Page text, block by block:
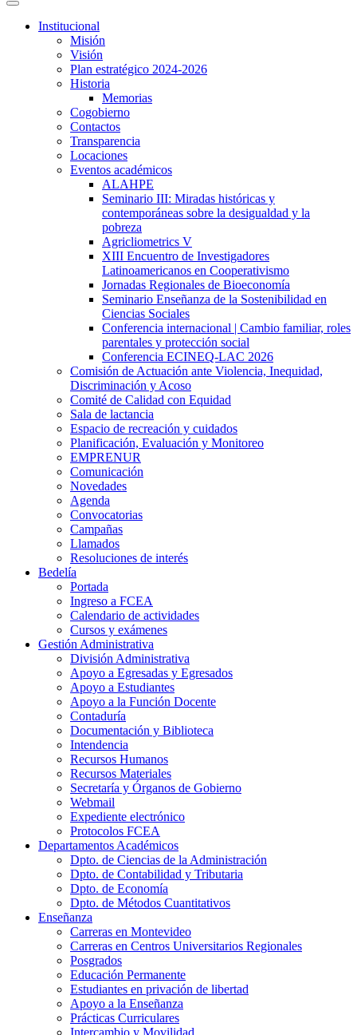
Institucional
Misión
Visión
Plan estratégico 2024-2026
Historia
Memorias
Cogobierno
Contactos
Transparencia
Locaciones
Eventos académicos
ALAHPE
Seminario III: Miradas históricas y
contemporáneas sobre la desigualdad y la
pobreza
Agricliometrics V
XIII Encuentro de Investigadores
Latinoamericanos en Cooperativismo
Jornadas Regionales de Bioeconomía
Seminario Enseñanza de la Sostenibilidad en
Ciencias Sociales
Conferencia internacional | Cambio familiar, roles
parentales y protección social
Conferencia ECINEQ-LAC 2026
Comisión de Actuación ante Violencia, Inequidad,
Discriminación y Acoso
Comité de Calidad con Equidad
Sala de lactancia
Espacio de recreación y cuidados
Planificación, Evaluación y Monitoreo
EMPRENUR
Comunicación
Novedades
Agenda
Convocatorias
Campañas
Llamados
Resoluciones de interés
Bedelía
Portada
Ingreso a FCEA
Calendario de actividades
Cursos y exámenes
Gestión Administrativa
División Administrativa
Apoyo a Egresadas y Egresados
Apoyo a Estudiantes
Apoyo a la Función Docente
Contaduría
Documentación y Biblioteca
Intendencia
Recursos Humanos
Recursos Materiales
Secretaría y Órganos de Gobierno
Webmail
Expediente electrónico
Protocolos FCEA
Departamentos Académicos
Dpto. de Ciencias de la Administración
Dpto. de Contabilidad y Tributaria
Dpto. de Economía
Dpto. de Métodos Cuantitativos
Enseñanza
Carreras en Montevideo
Carreras en Centros Universitarios Regionales
Posgrados
Educación Permanente
Estudiantes en privación de libertad
Apoyo a la Enseñanza
Prácticas Curriculares
Intercambio y Movilidad